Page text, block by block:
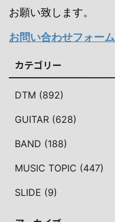
お願い致します。
お問い合わせフォーム
カテゴリー
DTM (892)
GUITAR (628)
BAND (188)
MUSIC TOPIC (447)
SLIDE (9)